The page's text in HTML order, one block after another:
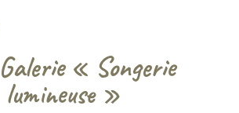
Galerie « Songerie
lumineuse »